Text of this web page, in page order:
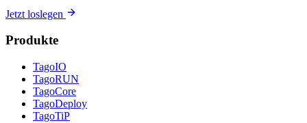
Jetzt loslegen
Produkte
TagoIO
TagoRUN
TagoCore
TagoDeploy
TagoTiP